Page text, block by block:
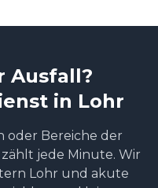
Ausfall?
in Lohr
oder Bereiche der
jede Minute. Wir
Lohr und akute